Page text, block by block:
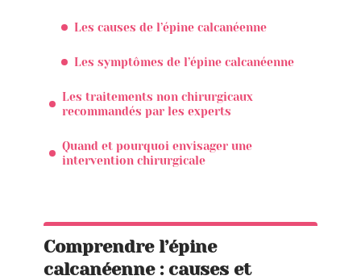
Les causes de l’épine calcanéenne
Les symptômes de l’épine calcanéenne
Les traitements non chirurgicaux
recommandés par les experts
Quand et pourquoi envisager une
intervention chirurgicale
Comprendre l’épine
calcanéenne : causes et